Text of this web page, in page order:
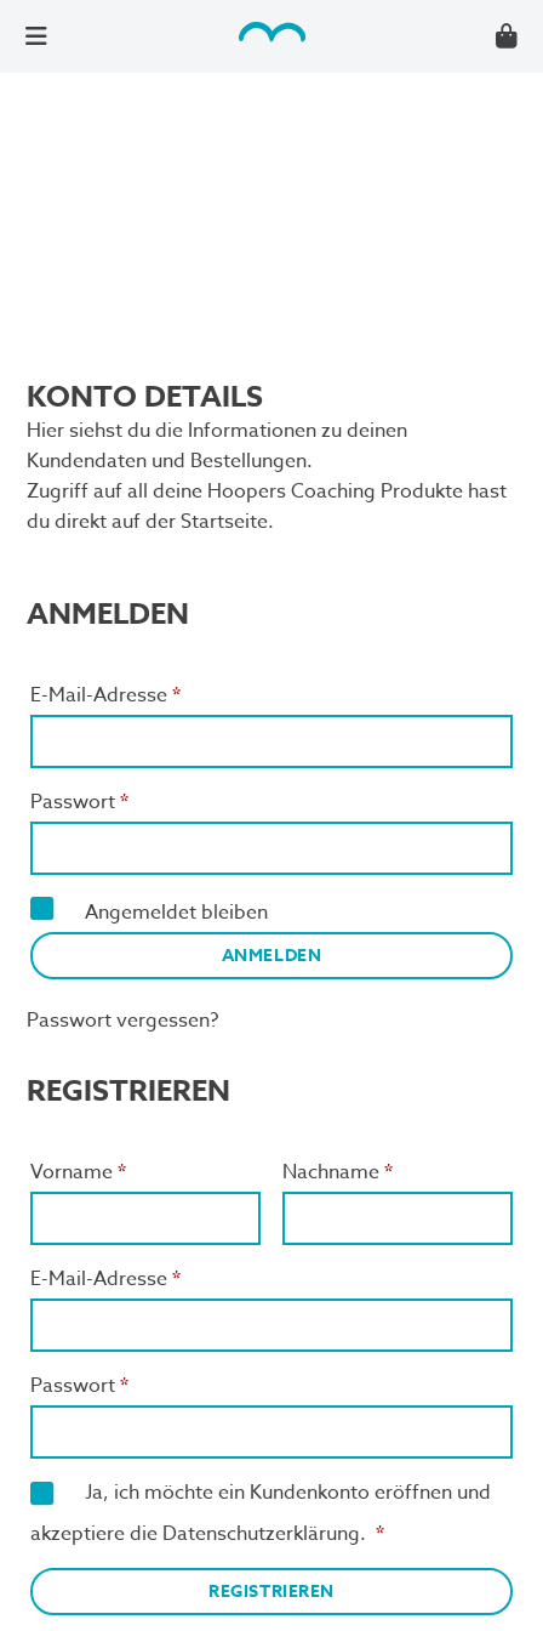
KONTO DETAILS
Hier siehst du die Informationen zu deinen
Kundendaten und Bestellungen.
Zugriff auf all deine Hoopers Coaching Produkte hast
du direkt auf der Startseite.
ANMELDEN
E-Mail-Adresse*
Passwort*
Angemeldet bleiben
ANMELDEN
Passwort vergessen?
REGISTRIEREN
Vorname* Nachname*
E-Mail-Adresse*
Passwort*
Ja, ich möchte ein Kundenkonto eröffnen und
akzeptiere die Datenschutzerklärung. *
REGISTRIEREN